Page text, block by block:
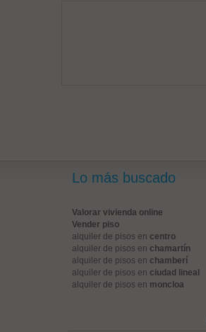
Lo más buscado
Valorar vivienda online
Vender piso
alquiler de pisos en centro
alquiler de pisos en chamartín
alquiler de pisos en chamberí
alquiler de pisos en ciudad lineal
alquiler de pisos en moncloa